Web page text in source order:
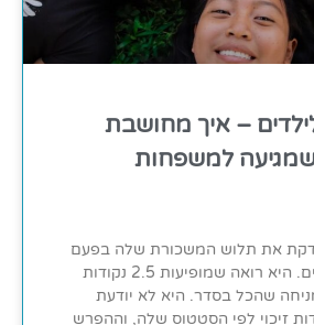
לילדים – איך מחושבת
למשפחות
בודקת את תלוש המשכורת שלה בפעם
הראשונה אחרי שנים. היא רואה שמופיעות 2.5 נקודות
שהכל בסדר. היא לא יודעת
לה 4 נקודות זיכוי לפי הסטטוס שלה, וההפרש